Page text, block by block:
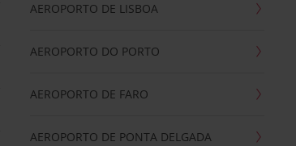
AEROPORTO DE LISBOA
AEROPORTO DO PORTO
AEROPORTO DE FARO
AEROPORTO DE PONTA DELGADA